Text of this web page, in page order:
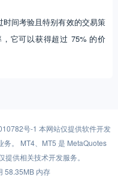
间考验且特别有效的交易策
它可以获得超过 75% 的价
号-1 本网站仅提供软件开发
务。 MT4、MT5 是 MetaQuotes
供相关技术开发服务。
58.35MB 内存